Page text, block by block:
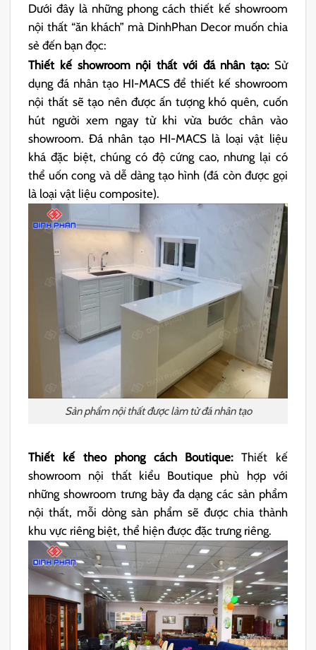
Dưới đây là những phong cách thiết kế showroom
nội thất “ăn khách” mà DinhPhan Decor muốn chia
sẻ đến bạn đọc:
Thiết kế showroom nội thất với đá nhân tạo:Sử
dụng đá nhân tạo HI-MACS để thiết kế showroom
nội thất sẽ tạo nên được ấn tượng khó quên, cuốn
hút người xem ngay từ khi vừa bước chân vào
showroom. Đá nhân tạo HI-MACS là loại vật liệu
khá đặc biệt, chúng có độ cứng cao, nhưng lại có
thể uốn cong và dễ dàng tạo hình (đá còn được gọi
là loại vật liệu composite).
Sản phẩm nội thất được làm từ đá nhân tạo
Thiết kế theo phong cách Boutique:Thiết kế
showroom nội thất kiểu Boutique phù hợp với
những showroom trưng bày đa dạng các sản phẩm
nội thất, mỗi dòng sản phẩm sẽ được chia thành
khu vực riêng biệt, thể hiện được đặc trưng riêng.